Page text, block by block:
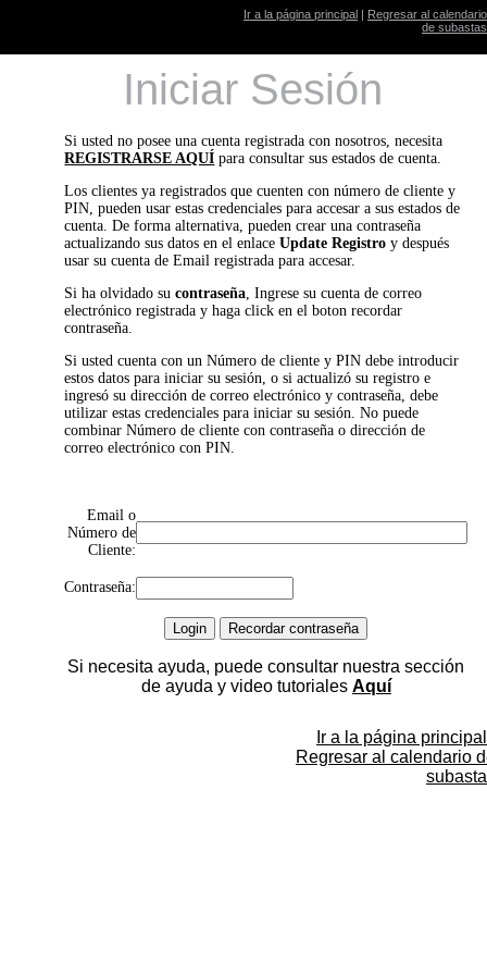
Ir a la página principal | Regresar al calendario
de subastas
Iniciar Sesión
Si usted no posee una cuenta registrada con nosotros, necesita
REGISTRARSE AQUÍ para consultar sus estados de cuenta.
Los clientes ya registrados que cuenten con número de cliente y
PIN, pueden usar estas credenciales para accesar a sus estados de
cuenta. De forma alternativa, pueden crear una contraseña
actualizando sus datos en el enlaceUpdate Registro y después
usar su cuenta de Email registrada para accesar.
Si ha olvidado sucontraseña, Ingrese su cuenta de correo
electrónico registrada y haga click en el boton recordar
contraseña.
Si usted cuenta con un Número de cliente y PIN debe introducir
estos datos para iniciar su sesión, o si actualizó su registro e
ingresó su dirección de correo electrónico y contraseña, debe
utilizar estas credenciales para iniciar su sesión. No puede
combinar Número de cliente con contraseña o dirección de
correo electrónico con PIN.
Email o
Número de
Cliente:
Contraseña:
Si necesita ayuda, puede consultar nuestra sección
de ayuda y video tutoriales Aquí
Ir a la página principal
Regresar al calendario